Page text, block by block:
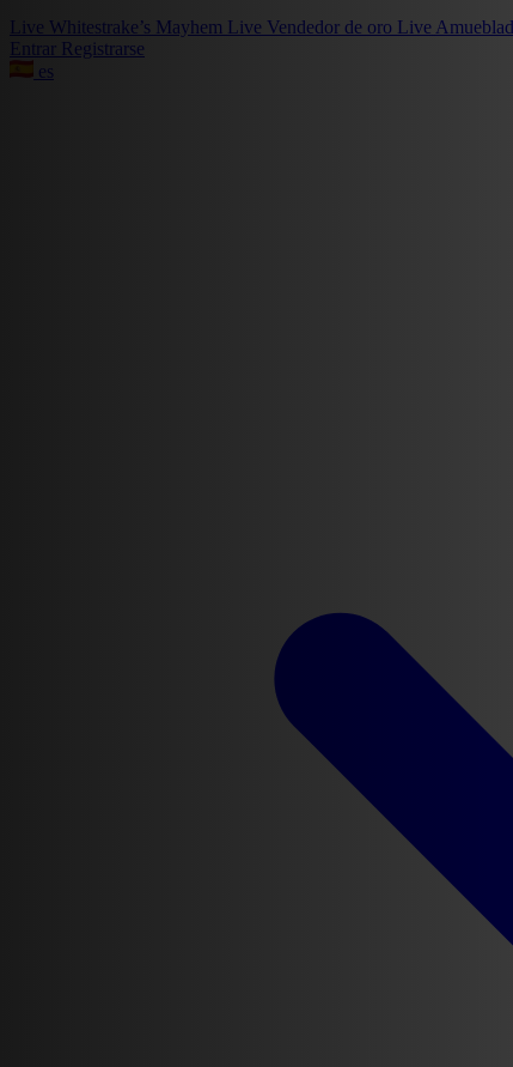
Live Whitestrake’s Mayhem Live Vendedor de oro Live
Entrar Registrarse
es